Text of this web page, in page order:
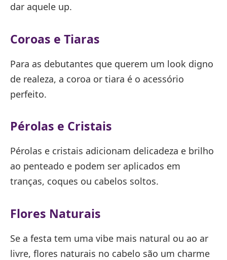
dar aquele up.
Coroas e Tiaras
Para as debutantes que querem um look digno
de realeza, a coroa or tiara é o acessório
perfeito.
Pérolas e Cristais
Pérolas e cristais adicionam delicadeza e brilho
ao penteado e podem ser aplicados em
tranças, coques ou cabelos soltos.
Flores Naturais
Se a festa tem uma vibe mais natural ou ao ar
livre, flores naturais no cabelo são um charme